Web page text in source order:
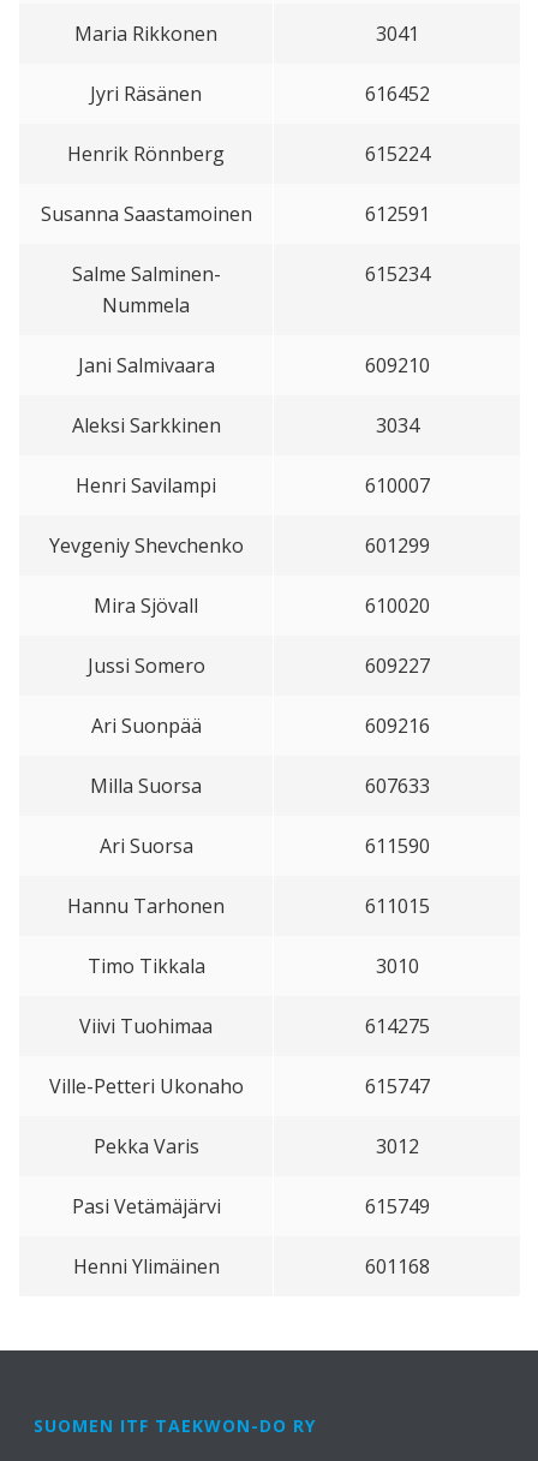
Maria Rikkonen 3041
Jyri Räsänen 616452
Henrik Rönnberg 615224
Susanna Saastamoinen 612591
Salme Salminen-
Nummela
615234
Jani Salmivaara 609210
Aleksi Sarkkinen 3034
Henri Savilampi 610007
Yevgeniy Shevchenko 601299
Mira Sjövall 610020
Jussi Somero 609227
Ari Suonpää 609216
Milla Suorsa 607633
Ari Suorsa 611590
Hannu Tarhonen 611015
Timo Tikkala 3010
Viivi Tuohimaa 614275
Ville-Petteri Ukonaho 615747
Pekka Varis 3012
Pasi Vetämäjärvi 615749
Henni Ylimäinen 601168
SUOMEN ITF TAEKWON-DO RY